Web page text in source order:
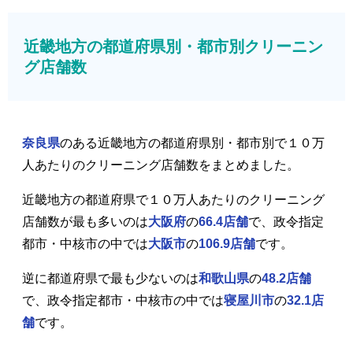
近畿地方の都道府県別・都市別クリーニン
グ店舗数
奈良県のある近畿地方の都道府県別・都市別で１０万
人あたりのクリーニング店舗数をまとめました。
近畿地方の都道府県で１０万人あたりのクリーニング
店舗数が最も多いのは大阪府の66.4店舗で、政令指定
都市・中核市の中では大阪市の106.9店舗です。
逆に都道府県で最も少ないのは和歌山県の48.2店舗
で、政令指定都市・中核市の中では寝屋川市の32.1店
舗です。